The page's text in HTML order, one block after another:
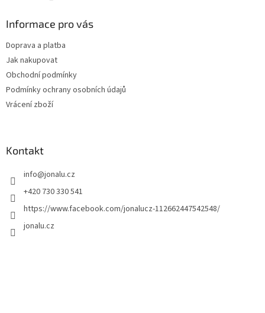
Informace pro vás
Doprava a platba
Jak nakupovat
Obchodní podmínky
Podmínky ochrany osobních údajů
Vrácení zboží
Kontakt
info@jonalu.cz
+420 730 330 541
https://www.facebook.com/jonalucz-112662447542548/
jonalu.cz